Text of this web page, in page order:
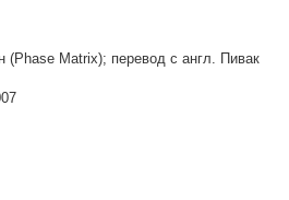
Matrix); перевод с англ. Пивак